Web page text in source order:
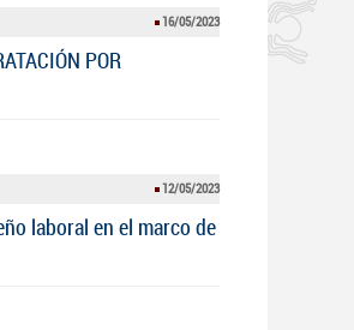
16/05/2023
POR
12/05/2023
laboral en el marco de